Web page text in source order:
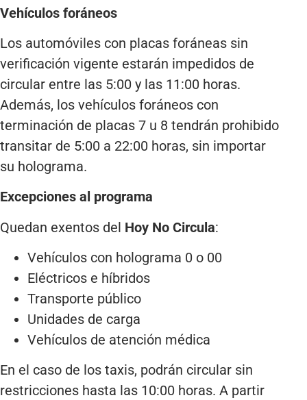
Vehículos foráneos
Los automóviles con placas foráneas sin
verificación vigente estarán impedidos de
circular entre las 5:00 y las 11:00 horas.
Además, los vehículos foráneos con
terminación de placas 7 u 8 tendrán prohibido
transitar de 5:00 a 22:00 horas, sin importar
su holograma.
Excepciones al programa
Quedan exentos del Hoy No Circula:
Vehículos con holograma 0 o 00
Eléctricos e híbridos
Transporte público
Unidades de carga
Vehículos de atención médica
En el caso de los taxis, podrán circular sin
restricciones hasta las 10:00 horas. A partir